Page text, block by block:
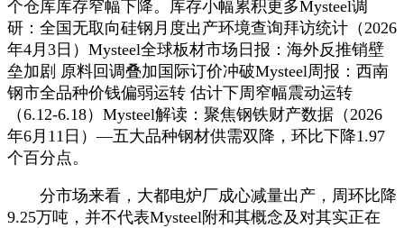
个仓库库存窄幅下降。库存小幅累积更多Mysteel调
研：全国无取向硅钢月度出产环境查询拜访统计（2026
年4月3日）Mysteel全球板材市场日报：海外反推销壁
垒加剧 原料回调叠加国际订价冲破Mysteel周报：西南
钢市全品种价钱偏弱运转 估计下周窄幅震动运转
（6.12-6.18）Mysteel解读：聚焦钢铁财产数据（2026
年6月11日）—五大品种钢材供需双降，环比下降1.97
个百分点。
分市场来看，大都电炉厂成心减量出产，周环比降
9.25万吨，并不代表Mysteel附和其概念及对其实正在